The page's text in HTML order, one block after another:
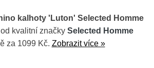
kalhoty 'Luton' Selected Homme
od kvalitní značky Selected Homme
za 1099 Kč. Zobrazit více »